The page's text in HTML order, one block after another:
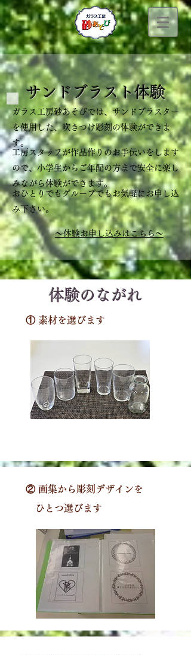
ガラス工房砂あそびでは、サンドブラスター
を使用した、吹きつけ彫刻の体験ができま
す。
工房スタッフが作品作りのお手伝いをします
ので、小学生からご年配の方まで安全に楽し
みながら体験ができます。
おひとりでもグループでもお気軽にお申し込
み下さい。
～体験お申し込みはこちら～
サンドブラスト体験
体験のながれ
① 素材を選びます
② 画集から彫刻デザインを
​ ひとつ選びます